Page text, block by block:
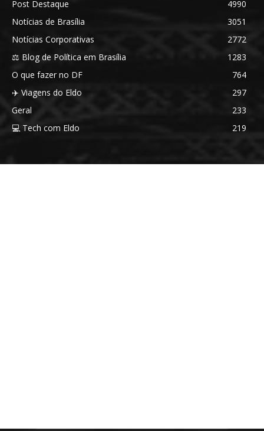
Post Destaque
4990
Notícias de Brasília
3051
Notícias Corporativas
2772
⚖️ Blog de Política em Brasília
1283
O que fazer no DF
764
✈️ Viagens do Eldo
297
Geral
233
💻 Tech com Eldo
219